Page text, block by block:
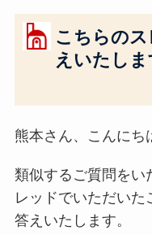
こちらの
えいたしま
熊本さん、こんにち
類似するご質問をい
レッドでいただいた
答えいたします。